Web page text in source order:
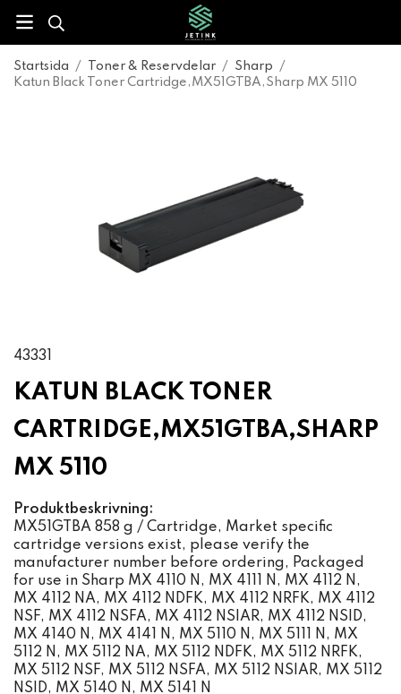
Startsida / Toner & Reservdelar / Sharp
/
Katun Black Toner Cartridge,MX51GTBA,Sharp MX 5110
43331
KATUN BLACK TONER
CARTRIDGE,MX51GTBA,SHARP
MX 5110
Produktbeskrivning:
MX51GTBA 858 g / Cartridge, Market specific
cartridge versions exist, please verify the
manufacturer number before ordering, Packaged
for use in Sharp MX 4110 N, MX 4111 N, MX 4112 N,
MX 4112 NA, MX 4112 NDFK, MX 4112 NRFK, MX 4112
NSF, MX 4112 NSFA, MX 4112 NSIAR, MX 4112 NSID,
MX 4140 N, MX 4141 N, MX 5110 N, MX 5111 N, MX
5112 N, MX 5112 NA, MX 5112 NDFK, MX 5112 NRFK,
MX 5112 NSF, MX 5112 NSFA, MX 5112 NSIAR, MX 5112
NSID, MX 5140 N, MX 5141 N